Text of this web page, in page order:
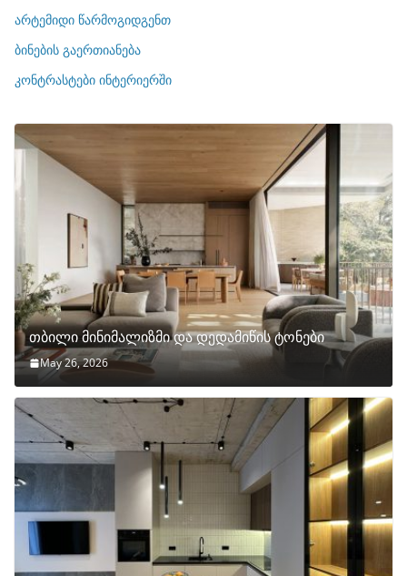
ბ
ი
არტემიდი წარმოგიდგენთ
ბინების გაერთიანება
კონტრასტები ინტერიერში
თბილი მინიმალიზმი და დედამიწის ტონები
May 26, 2026